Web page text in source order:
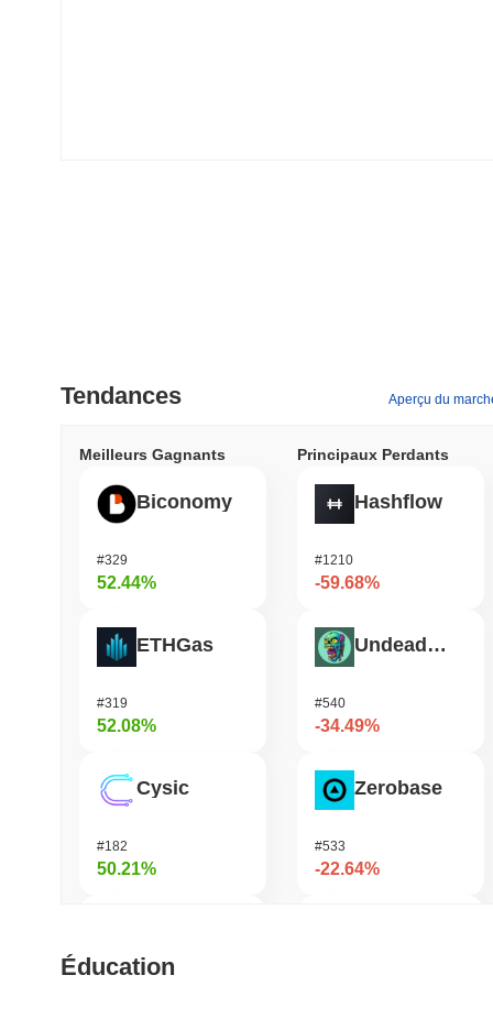
Tendances Aperçu du
Meilleurs Gagnants
Biconomy
#329
52.44%
ETHGas
#319
52.08%
Cysic
#182
50.21%
Principaux Perdants
Hashflow
#1210
-59.68%
Undeads Games
#540
-34.49%
Zerobase
#533
-22.64%
Éducation